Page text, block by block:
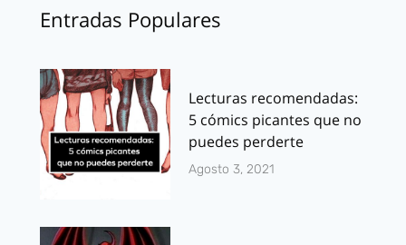
Entradas Populares
Lecturas recomendadas:
5 cómics picantes que no
puedes perderte
Agosto 3, 2021